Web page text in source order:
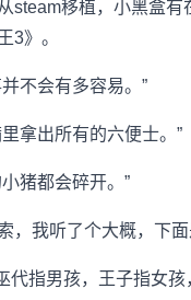
steam移植，小黑盒
3》。
不会有多容易。”
拿出所有的六便士。”
猪都会碎开。”
，我听了个大概，下面
代指男孩，王子指女